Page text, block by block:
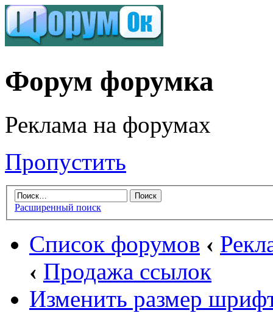
Форум форумка
Реклама на форумах
Пропустить
Расширенный поиск
Список форумов ‹
‹ Продажа ссылок
Изменить размер